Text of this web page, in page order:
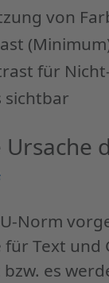
von
für
sichtbar
Norm
Text und
es